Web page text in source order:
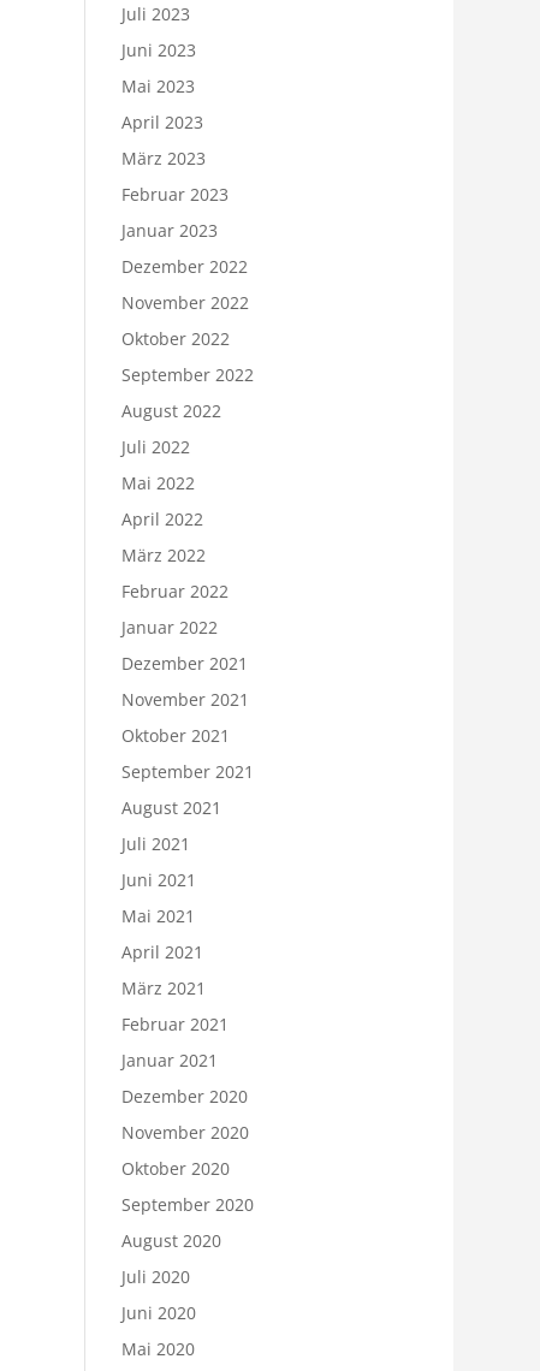
Juli 2023
Juni 2023
Mai 2023
April 2023
März 2023
Februar 2023
Januar 2023
Dezember 2022
November 2022
Oktober 2022
September 2022
August 2022
Juli 2022
Mai 2022
April 2022
März 2022
Februar 2022
Januar 2022
Dezember 2021
November 2021
Oktober 2021
September 2021
August 2021
Juli 2021
Juni 2021
Mai 2021
April 2021
März 2021
Februar 2021
Januar 2021
Dezember 2020
November 2020
Oktober 2020
September 2020
August 2020
Juli 2020
Juni 2020
Mai 2020